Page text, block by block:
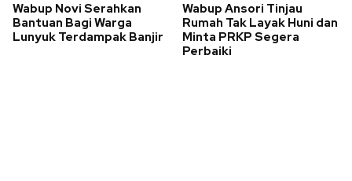
Wabup Novi Serahkan
Bantuan Bagi Warga
Lunyuk Terdampak Banjir
Wabup Ansori Tinjau
Rumah Tak Layak Huni dan
Minta PRKP Segera
Perbaiki